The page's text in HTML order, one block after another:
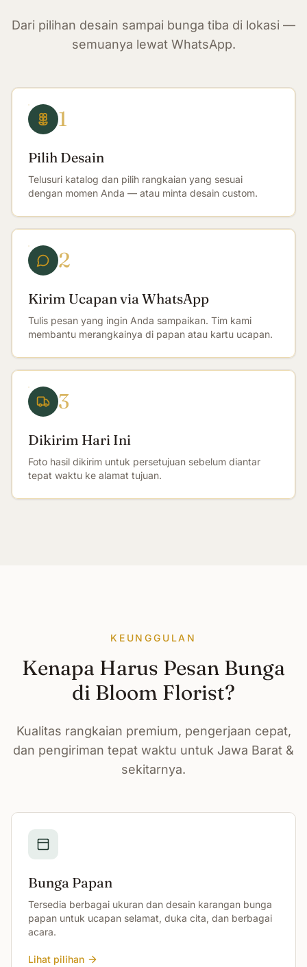
Dari pilihan desain sampai bunga tiba di lokasi —
semuanya lewat WhatsApp.
1
Pilih Desain
Telusuri katalog dan pilih rangkaian yang sesuai
dengan momen Anda — atau minta desain custom.
2
Kirim Ucapan via WhatsApp
Tulis pesan yang ingin Anda sampaikan. Tim kami
membantu merangkainya di papan atau kartu ucapan.
3
Dikirim Hari Ini
Foto hasil dikirim untuk persetujuan sebelum diantar
tepat waktu ke alamat tujuan.
KEUNGGULAN
Kenapa Harus Pesan Bunga
di Bloom Florist?
Kualitas rangkaian premium, pengerjaan cepat,
dan pengiriman tepat waktu untuk Jawa Barat &
sekitarnya.
Bunga Papan
Tersedia berbagai ukuran dan desain karangan bunga
papan untuk ucapan selamat, duka cita, dan berbagai
acara.
Lihat pilihan